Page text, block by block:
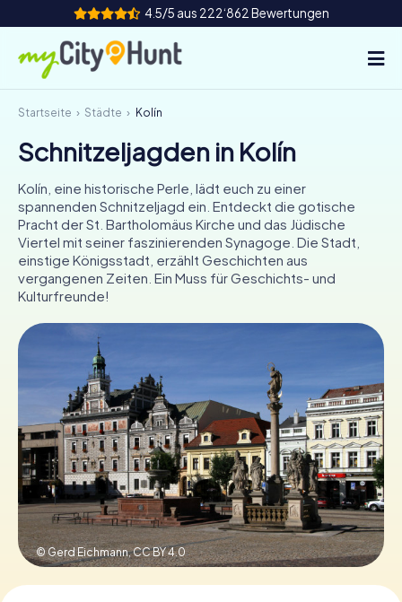
4.5/5 aus 222‘862 Bewertungen
So funktioniert's
Städte
Touren
Teamevent
Tickets
INT AT CH
DE
NL
Tickets buchen
Gutscheine bestellen
Startseite Städte Kolín
Schnitzeljagden in Kolín
Kolín, eine historische Perle, lädt euch zu einer
spannenden Schnitzeljagd ein. Entdeckt die gotische
Pracht der St. Bartholomäus Kirche und das Jüdische
Viertel mit seiner faszinierenden Synagoge. Die Stadt,
einstige Königsstadt, erzählt Geschichten aus
vergangenen Zeiten. Ein Muss für Geschichts- und
Kulturfreunde!
© Gerd Eichmann,CC BY 4.0